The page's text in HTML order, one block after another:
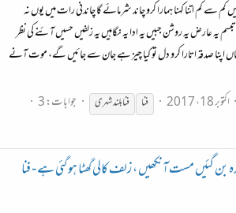
کم سے کم اتنا کہنا ہمارا کرو چاند شرمائے گا چاندنی رات میں یوں نہ
تبسم یہ عارض یہ روشن جبیں یہ ادا یہ نگاہیں یہ زلفیں حسیں آئنے کی نظر
اپنا صدقہ اتارا کرو دل تو کیا چیز ہے جان سے جائیں گے، موت آنے
اکتوبر 18، 2017 فنا فنابلند شہری
جوابات: 3
بن گئیں مست آنکھیں ، زلف کالی گھٹا ہو گئی ہے - فنا